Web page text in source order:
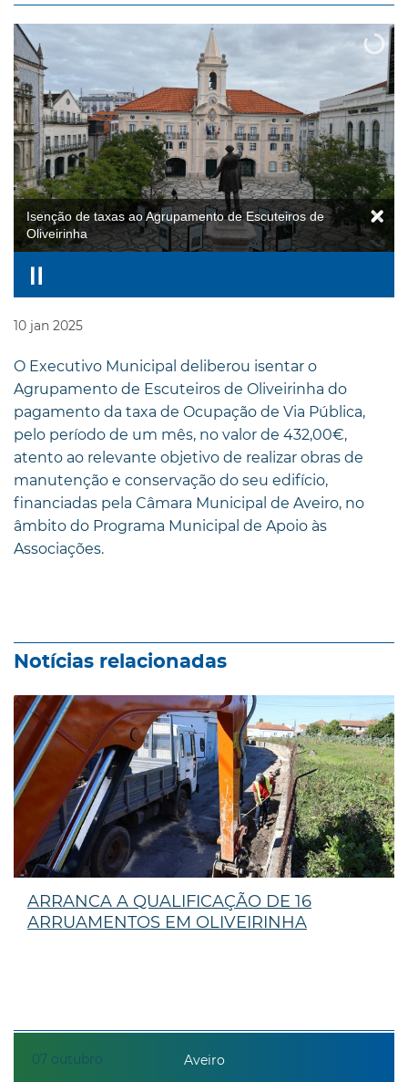
Isenção de taxas ao Agrupamento de Escuteiros de
Oliveirinha
10 jan 2025
O Executivo Municipal deliberou isentar o
Agrupamento de Escuteiros de Oliveirinha do
pagamento da taxa de Ocupação de Via Pública,
pelo período de um mês, no valor de 432,00€,
atento ao relevante objetivo de realizar obras de
manutenção e conservação do seu edifício,
financiadas pela Câmara Municipal de Aveiro, no
âmbito do Programa Municipal de Apoio às
Associações.
Notícias relacionadas
07 outubro
ARRANCA A QUALIFICAÇÃO DE 16
ARRUAMENTOS EM OLIVEIRINHA
Aveiro